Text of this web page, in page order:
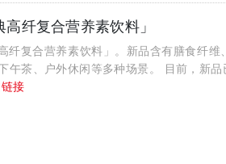
纤复合营养素饮料」
纤复合营养素饮料」。新品含有膳食纤
午茶、户外休闲等多种场景。 目前，新
接